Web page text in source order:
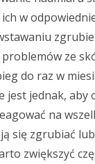
w
ze
do raz w
jest jednak, aby
na
się zgrubiać
zwiększyć